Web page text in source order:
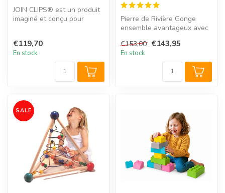
JOIN CLIPS® est un produit
imaginé et conçu pour
€119,70
En stock
Pierre de Rivière Gonge
ensemble avantageux avec
colli...
€153,00 €143,95
En stock
SALE